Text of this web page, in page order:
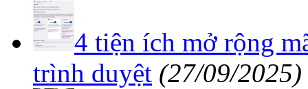
4 tiện ích mở rộng
trình duyệt (27/09/2025)